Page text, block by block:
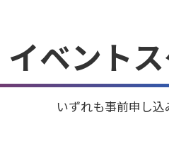
イベント
いずれも事前申し